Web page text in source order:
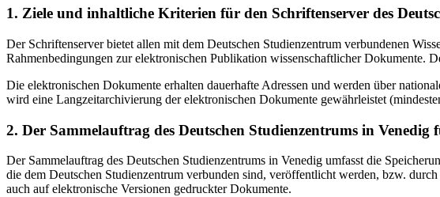
1. Ziele und inhaltliche Kriterien für den Schriftenserver des
Der Schriftenserver bietet allen mit dem Deutschen Studienzentrum verbundenen
Rahmenbedingungen zur elektronischen Publikation wissenschaftlicher Dokumente.
Die elektronischen Dokumente erhalten dauerhafte Adressen und werden über
wird eine Langzeitarchivierung der elektronischen Dokumente gewährleistet
2. Der Sammelauftrag des Deutschen Studienzentrums in Venedig
Der Sammelauftrag des Deutschen Studienzentrums in Venedig umfasst die
die dem Deutschen Studienzentrum verbunden sind, veröffentlicht werden, bzw.
auch auf elektronische Versionen gedruckter Dokumente.